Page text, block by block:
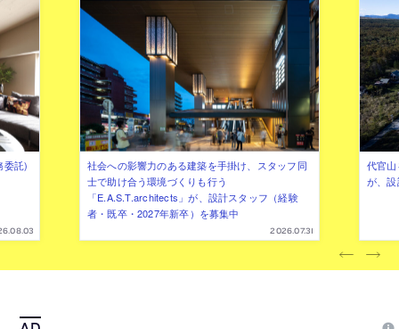
委託)
社会への影響力のある建築を手掛け、スタッフ同
士で助け合う環境づくりも行う
「E.A.S.T.architects」が、設計スタッフ（経験
者・既卒・2027年新卒）を募集中
2026.07.31
代官
が、